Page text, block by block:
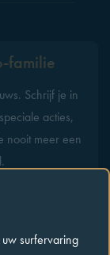
familie
Schrijf je in
acties,
nooit meer een
surfervaring